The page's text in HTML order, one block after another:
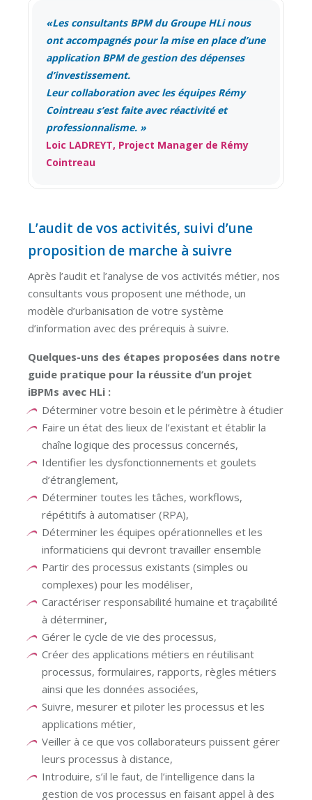
«Les consultants BPM du Groupe HLi nous
ont accompagnés pour la mise en place d’une
application BPM de gestion des dépenses
d’investissement.
Leur collaboration avec les équipes Rémy
Cointreau s’est faite avec réactivité et
professionnalisme. »
Loic LADREYT, Project Manager de Rémy
Cointreau
L’audit de vos activités, suivi d’une
proposition de marche à suivre
Après l’audit et l’analyse de vos activités métier, nos
consultants vous proposent une méthode, un
modèle d’urbanisation de votre système
d’information avec des prérequis à suivre.
Quelques-uns des étapes proposées dans notre
guide pratique pour la réussite d’un projet
iBPMs avec HLi :
Déterminer votre besoin et le périmètre à étudier
Faire un état des lieux de l’existant et établir la
chaîne logique des processus concernés,
Identifier les dysfonctionnements et goulets
d’étranglement,
Déterminer toutes les tâches, workflows,
répétitifs à automatiser (RPA),
Déterminer les équipes opérationnelles et les
informaticiens qui devront travailler ensemble
Partir des processus existants (simples ou
complexes) pour les modéliser,
Caractériser responsabilité humaine et traçabilité
à déterminer,
Gérer le cycle de vie des processus,
Créer des applications métiers en réutilisant
processus, formulaires, rapports, règles métiers
ainsi que les données associées,
Suivre, mesurer et piloter les processus et les
applications métier,
Veiller à ce que vos collaborateurs puissent gérer
leurs processus à distance,
Introduire, s’il le faut, de l’intelligence dans la
gestion de vos processus en faisant appel à des